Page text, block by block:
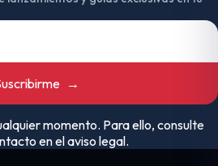
→
momento. Para ello, consulte
en el aviso legal.